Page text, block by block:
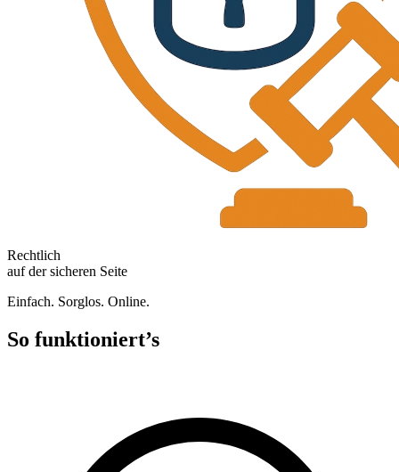
Rechtlich
auf der sicheren Seite
Einfach. Sorglos. Online.
So funktioniert’s